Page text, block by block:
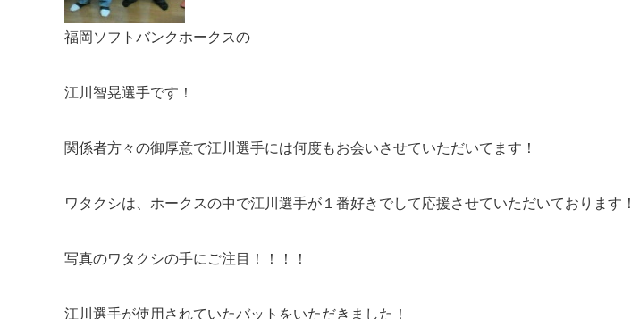
福岡ソフトバンクホークスの
江川智晃選手です！
関係者方々の御厚意で江川選手には何度もお会いさせていただいてます！
ワタクシは、ホークスの中で江川選手が１番好きでして応援させていただいております！
写真のワタクシの手にご注目！！！！
江川選手が使用されていたバットをいただきました！